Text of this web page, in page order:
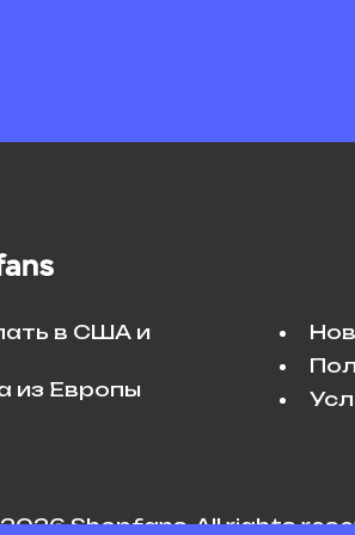
в США и
из Европы
Shopfans. All rights